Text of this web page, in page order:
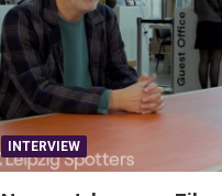
INTERVIEW